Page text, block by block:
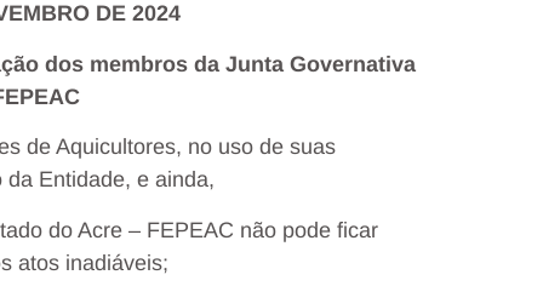
DE 2024
dos membros da Junta Governativa
de Aquicultores, no uso de suas
Entidade, e ainda,
do Acre – FEPEAC não pode ficar
atos inadiáveis;